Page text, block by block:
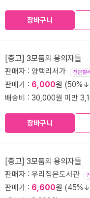
장바구니
[중고] 3모둠의 용의자들
판매자 : 양택리서가 전문셀
판매가 : 6,000원
배송비 : 30,000원 미만
장바구니
[중고] 3모둠의 용의자들
판매자 : 우리집은도서관
판매가 : 6,600원